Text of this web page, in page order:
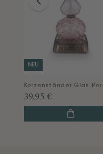
NEU
39,95 €